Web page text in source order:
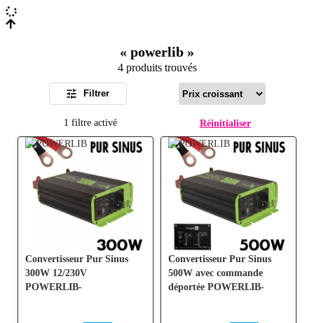
« powerlib »
4 produits trouvés
Filtrer
1 filtre activé Réinitialiser
Convertisseur Pur Sinus
300W 12/230V
POWERLIB-
Convertisseur Pur Sinus
500W avec commande
déportée POWERLIB-